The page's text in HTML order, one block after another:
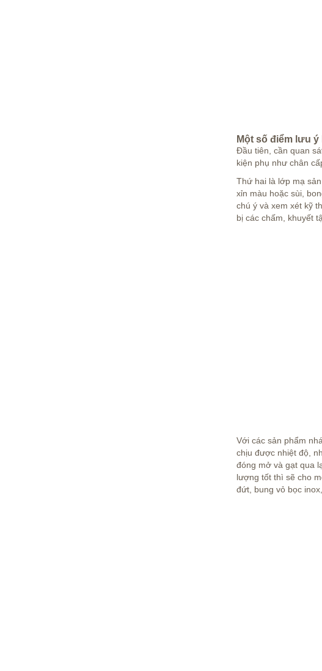
Một số điểm lưu
Đầu tiên, cần quan
kiện phụ như chân
Thứ hai là lớp mạ
xỉn màu hoặc sùi,
chú ý và xem xét kỹ
bị các chấm, khuyết
Với các sản phẩm
chịu được nhiệt độ,
đóng mở và gạt qua
lượng tốt thì sẽ cho
đứt, bung vỏ bọc